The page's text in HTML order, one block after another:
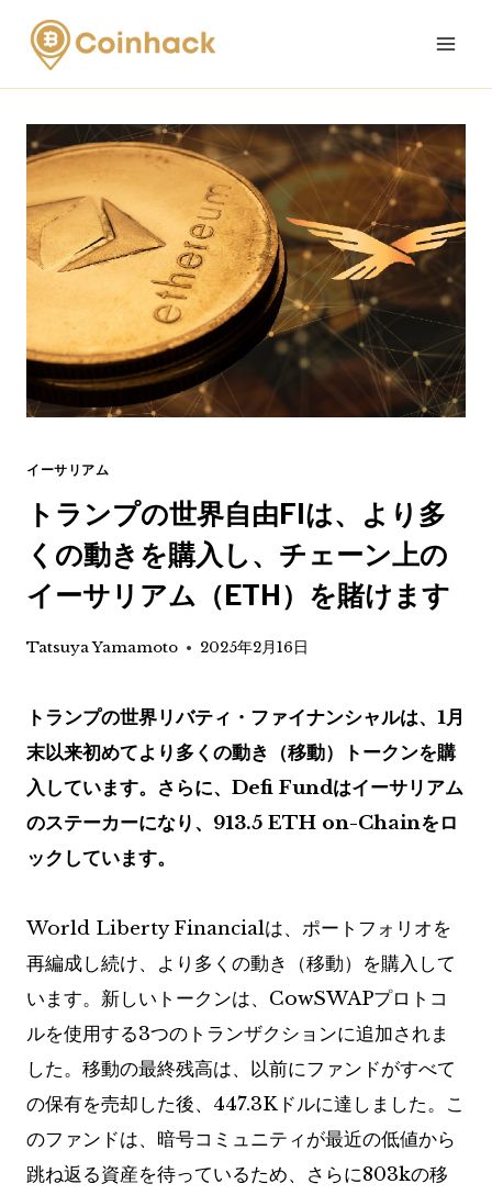
Skip
content
イーサリアム
トランプの世界自由FIは、より多
くの動きを購入し、チェーン上の
イーサリアム（ETH）を賭けます
Tatsuya Yamamoto 2025年2月16日
トランプの世界リバティ・ファイナンシャルは、1月
末以来初めてより多くの動き（移動）トークンを購
入しています。さらに、Defi Fundはイーサリアム
のステーカーになり、913.5 ETH on-Chainをロ
ックしています。
World Liberty Financialは、ポートフォリオを
再編成し続け、より多くの動き（移動）を購入して
います。新しいトークンは、CowSWAPプロトコ
ルを使用する3つのトランザクションに追加されま
した。移動の最終残高は、以前にファンドがすべて
の保有を売却した後、447.3Kドルに達しました。こ
のファンドは、暗号コミュニティが最近の低値から
跳ね返る資産を待っているため、さらに803kの移